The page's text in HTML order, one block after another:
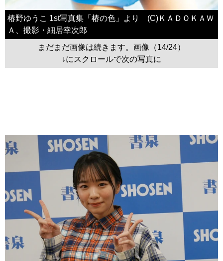
椿野ゆうこ 1st写真集「椿の色」より (C)ＫＡＤＯＫＡＷ
Ａ、撮影・細居幸次郎
まだまだ画像は続きます。画像（14/24）
↓にスクロールで次の写真に